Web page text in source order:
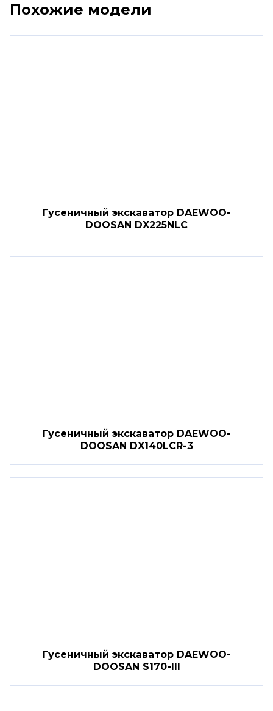
Похожие модели
Гусеничный экскаватор DAEWOO-
DOOSAN DX225NLC
Гусеничный экскаватор DAEWOO-
DOOSAN DX140LCR-3
Гусеничный экскаватор DAEWOO-
DOOSAN S170-III